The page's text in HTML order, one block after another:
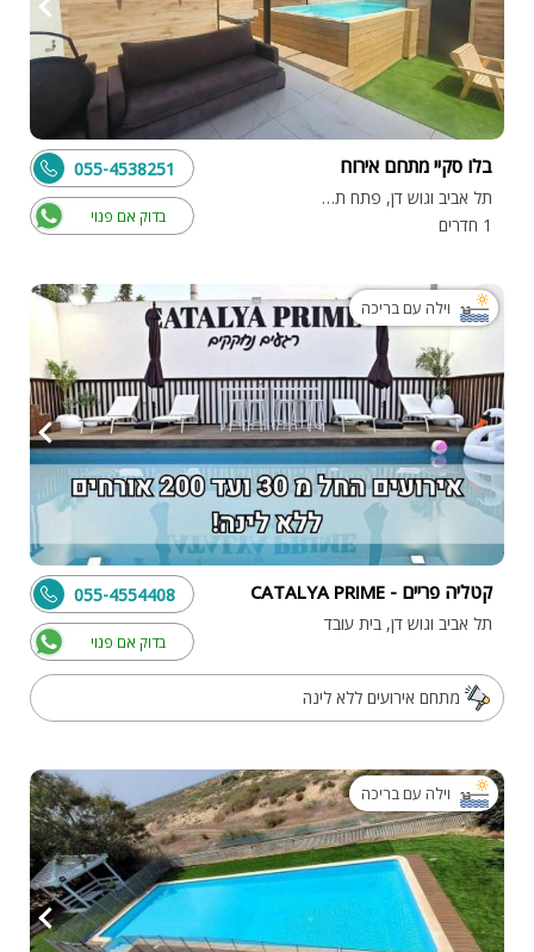
בלו סקיי מתחם אירוח
תל אביב וגוש דן, פתח תקווה
1 חדרים
בדוק אם פנוי
055-4538251
וילה עם בריכה
קטליה פריים - CATALYA PRIME
תל אביב וגוש דן, בית עובד
בדוק אם פנוי
055-4554408
מתחם אירועים ללא לינה
וילה עם בריכה